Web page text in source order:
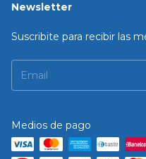
Newsletter
Suscribite para recibir las
Medios de pago